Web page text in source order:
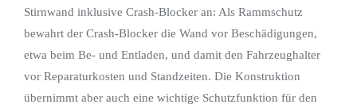
Stirnwand inklusive Crash-Blocker an: Als Rammschutz
bewahrt der Crash-Blocker die Wand vor Beschädigungen,
etwa beim Be- und Entladen, und damit den Fahrzeughalter
vor Reparaturkosten und Standzeiten. Die Konstruktion
übernimmt aber auch eine wichtige Schutzfunktion für den